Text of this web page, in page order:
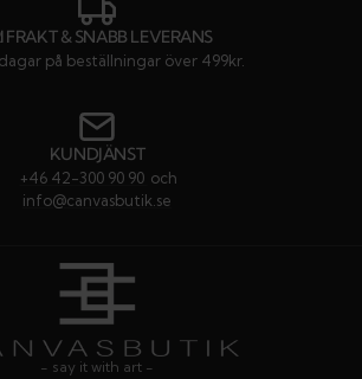
FRAKT & SNABB LEVERANS
på beställningar över 499kr.
KUNDJÄNST
+46 42-300 90 90 och
info@canvasbutik.se
- say it with art -